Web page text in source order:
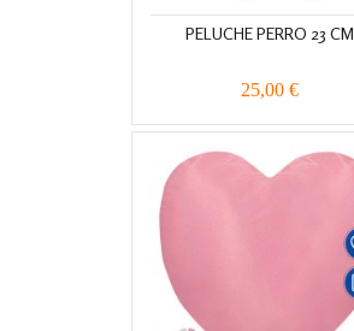
PELUCHE PERRO 23 CM
25,00 €